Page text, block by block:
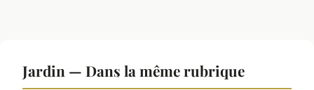
Jardin — Dans la même rubrique